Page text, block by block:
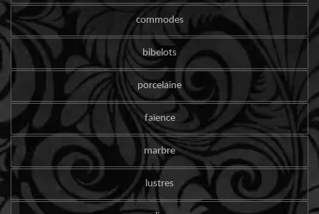
commodes
bibelots
porcelaine
faïence
marbre
lustres